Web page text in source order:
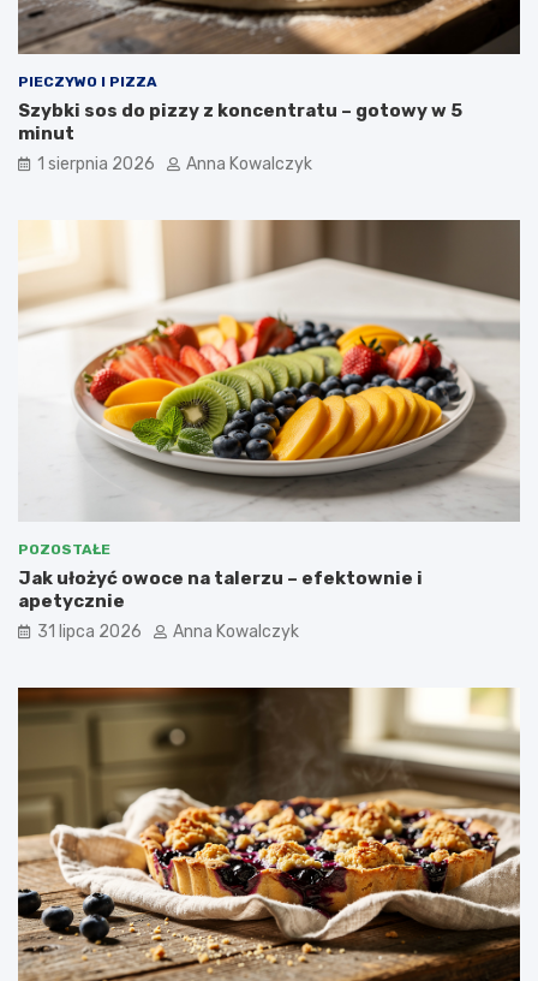
PIECZYWO I PIZZA
Szybki sos do pizzy z koncentratu – gotowy w 5
minut
1 sierpnia 2026 Anna Kowalczyk
POZOSTAŁE
Jak ułożyć owoce na talerzu – efektownie i
apetycznie
31 lipca 2026 Anna Kowalczyk